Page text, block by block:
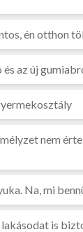
én otthon
az új
nem
Na, mi
lakásodat is